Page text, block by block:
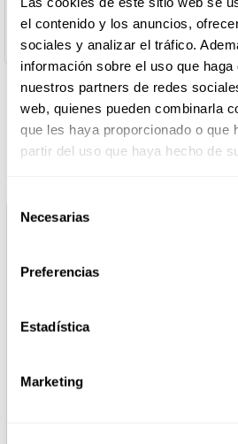
el contenido y los anuncios,
sociales y analizar el tráfico.
información sobre el uso que
nuestros partners de redes
web, quienes pueden combinarla
que les haya proporcionado o que
partir del uso que haya hecho de
Necesarias
Preferencias
Estadística
Marketing
DROGUERÍA
PERFUMERÍA
E HIGIENE
MASCOTAS
Buenos aires, 21 08029 Barcelona
Cantidad Neta:
Productos relacionados